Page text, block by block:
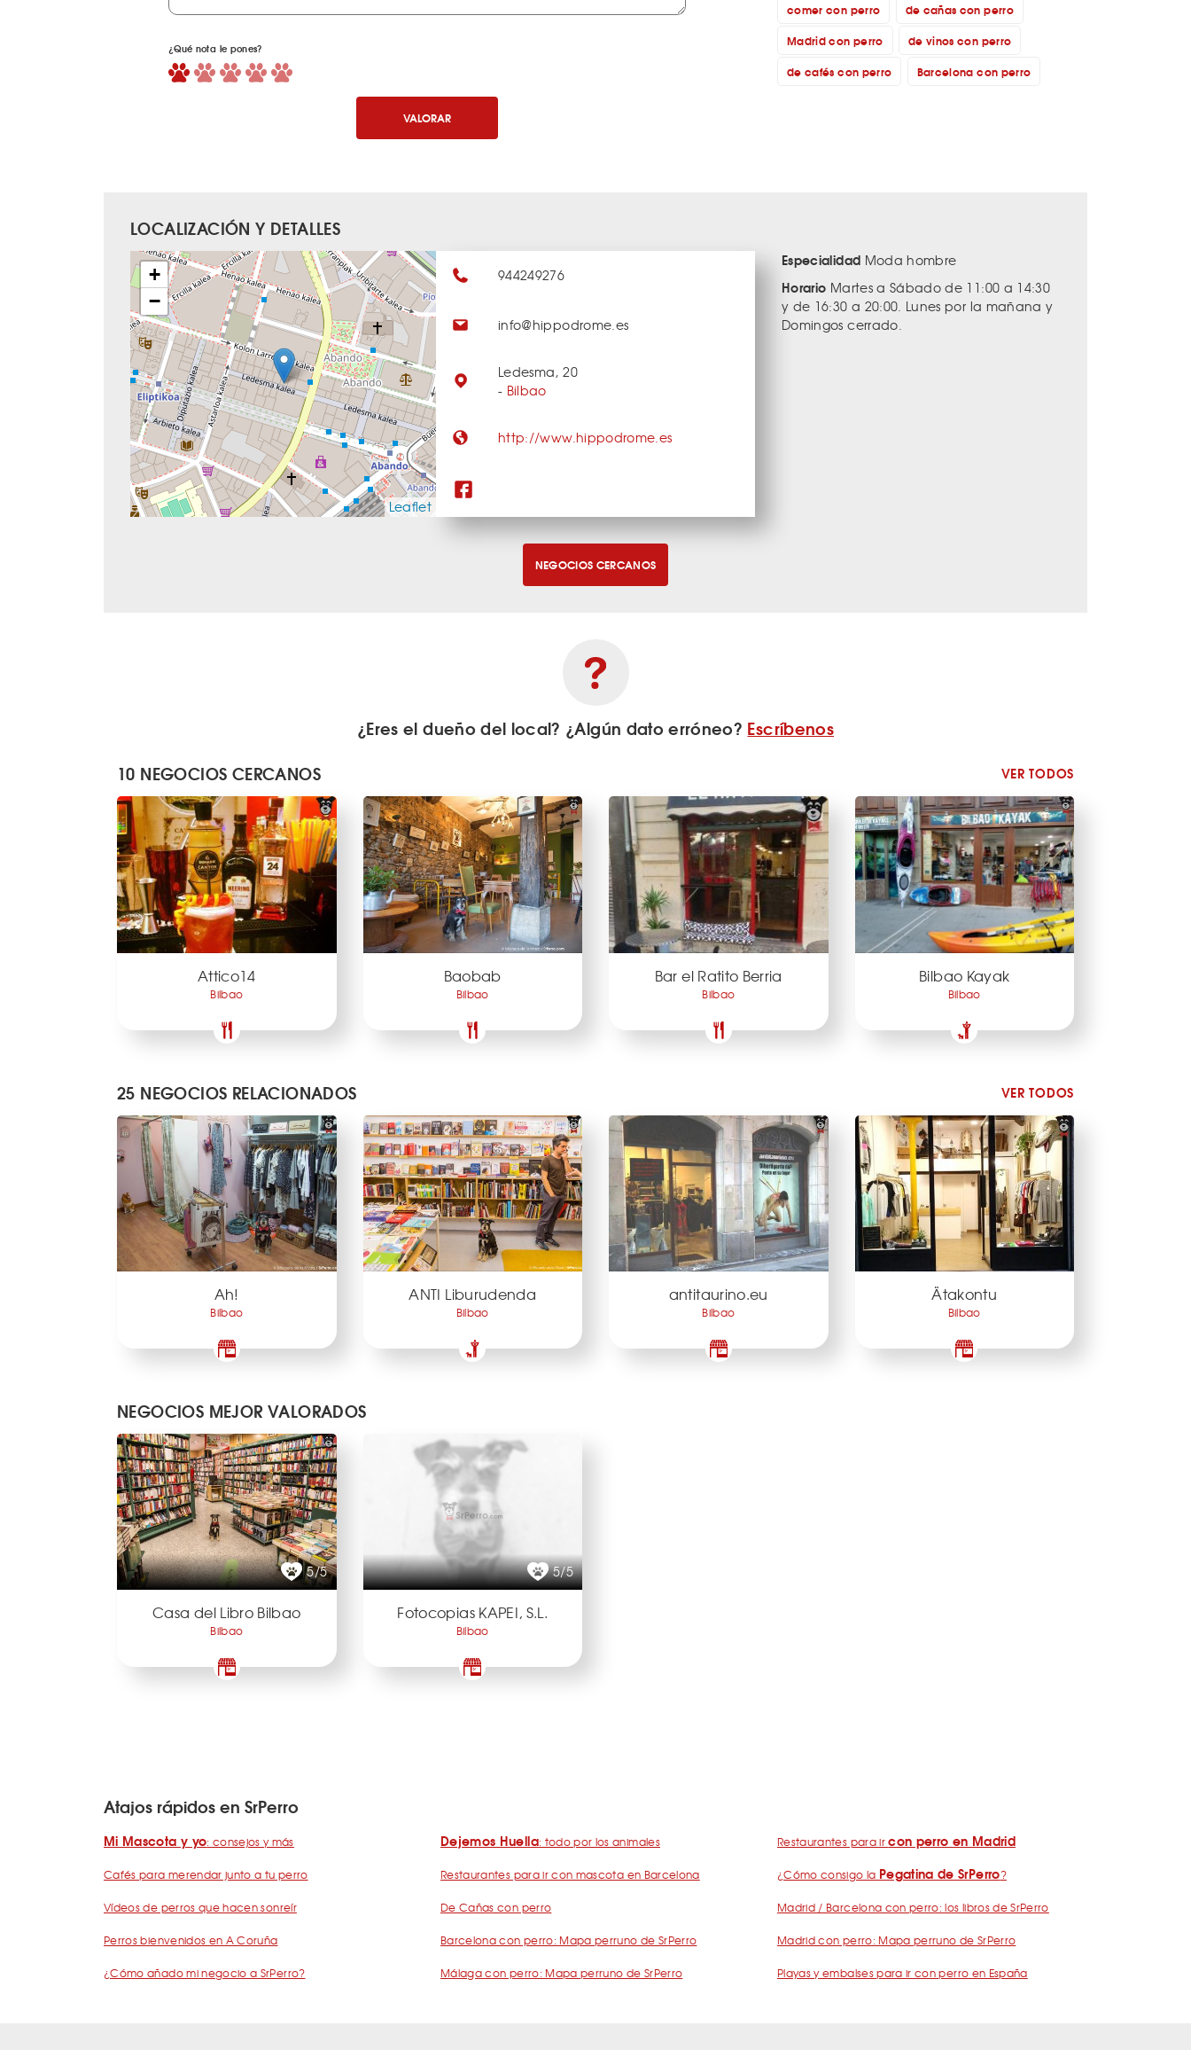
¿Qué nota le pones?
VALORAR
comer con perro
de cañas con perro
Madrid con perro
de vinos con perro
de cafés con perro
Barcelona con perro
LOCALIZACIÓN Y DETALLES
+
−
Leaflet
944249276
info@hippodrome.es
Ledesma, 20
- Bilbao
http://www.hippodrome.es
Especialidad Moda hombre
Horario Martes a Sábado de 11:00 a 14:30
y de 16:30 a 20:00. Lunes por la mañana y
Domingos cerrado.
NEGOCIOS CERCANOS
¿Eres el dueño del local? ¿Algún dato erróneo? Escríbenos
10 NEGOCIOS CERCANOS
VER TODOS
Attico14
Bilbao
Baobab
Bilbao
Bar el Ratito Berria
Bilbao
Bilbao Kayak
Bilbao
25 NEGOCIOS RELACIONADOS VER TODOS
Ah!
Bilbao
ANTI Liburudenda
Bilbao
antitaurino.eu
Bilbao
Ätakontu
Bilbao
NEGOCIOS MEJOR VALORADOS
5/5
Casa del Libro Bilbao
Bilbao
5/5
Fotocopias KAPEI, S.L.
Bilbao
Atajos rápidos en SrPerro
Mi Mascota y yo: consejos y más
Cafés para merendar junto a tu perro
Vídeos de perros que hacen sonreír
Perros bienvenidos en A Coruña
¿Cómo añado mi negocio a SrPerro?
Dejemos Huella: todo por los animales
Restaurantes para ir con mascota en Barcelona
De Cañas con perro
Barcelona con perro: Mapa perruno de SrPerro
Málaga con perro: Mapa perruno de SrPerro
Restaurantes para ircon perro en Madrid
¿Cómo consigo la Pegatina de SrPerro?
Madrid / Barcelona con perro: los libros de SrPerro
Madrid con perro: Mapa perruno de SrPerro
Playas y embalses para ir con perro en España